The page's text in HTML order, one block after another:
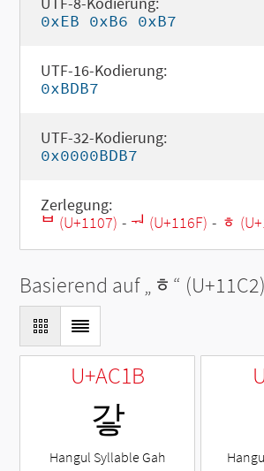
0xEB 0xB6 0xB7
UTF-16-Kodierung:
0xBDB7
UTF-32-Kodierung:
0x0000BDB7
Zerlegung:
ᄇ (U+1107) - ᅯ (U+116F) - ᇂ
Basierend auf „ ᇂ “ (U+11C2)
U+AC1B
갛
Hangul Syllable Gah